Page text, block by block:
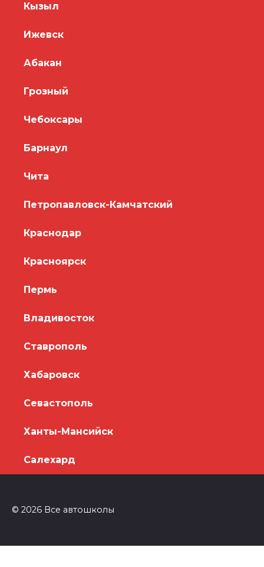
Кызыл
Ижевск
Абакан
Грозный
Чебоксары
Барнаул
Чита
Петропавловск-Камчатский
Краснодар
Красноярск
Пермь
Владивосток
Ставрополь
Хабаровск
Севастополь
Ханты-Мансийск
Салехард
© 2026 Все автошколы